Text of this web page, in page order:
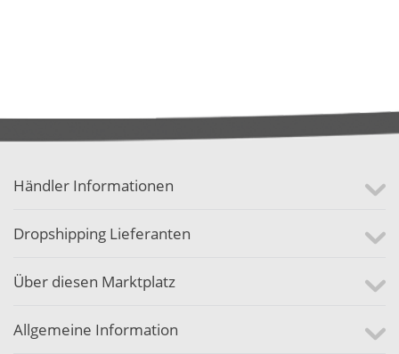
Händler Informationen
Dropshipping Lieferanten
Über diesen Marktplatz
Allgemeine Information